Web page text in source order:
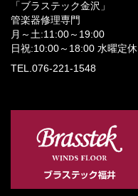
「ブラステック金沢」
管楽器修理専門
月～土:11:00～19:00
日祝:10:00～18:00 水曜定休
TEL.076-221-1548